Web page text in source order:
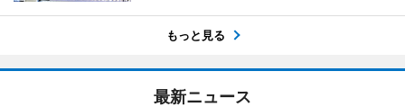
もっと見る
最新ニュース